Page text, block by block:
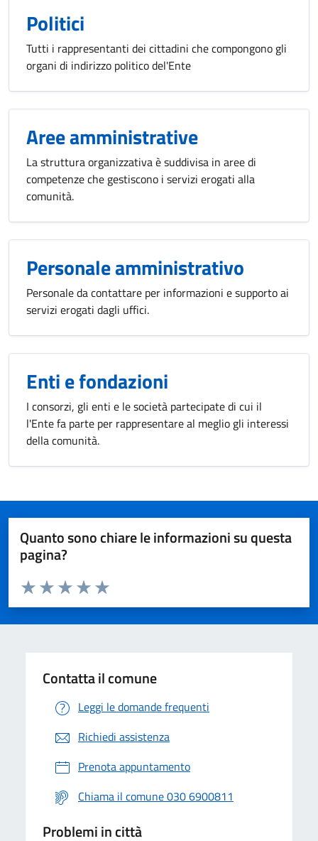
Politici
Tutti i rappresentanti dei cittadini che compongono gli
organi di indirizzo politico del'Ente
Aree amministrative
La struttura organizzativa è suddivisa in aree di
competenze che gestiscono i servizi erogati alla
comunità.
Personale amministrativo
Personale da contattare per informazioni e supporto ai
servizi erogati dagli uffici.
Enti e fondazioni
I consorzi, gli enti e le società partecipate di cui il
l'Ente fa parte per rappresentare al meglio gli interessi
della comunità.
Quanto sono chiare le informazioni su questa
pagina?
Valuta da 1 a 5 stelle la pagina
Valuta 5 stelle su 5
Valuta 4 stelle su 5
Valuta 3 stelle su 5
Valuta 2 stelle su 5
Valuta 1 stelle su 5
Contatta il comune
Leggi le domande frequenti
Richiedi assistenza
Prenota appuntamento
Chiama il comune 030 6900811
Problemi in città